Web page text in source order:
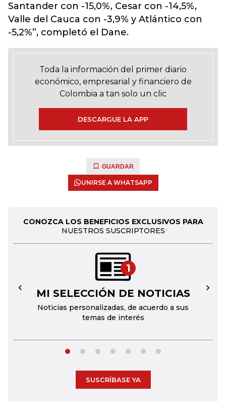
Santander con -15,0%, Cesar con -14,5%,
Valle del Cauca con -3,9% y Atlántico con
-5,2%”, completó el Dane.
Toda la información del primer diario
económico, empresarial y financiero de
Colombia a tan solo un clic
DESCARGUE LA APP
GUARDAR
UNIRSE A WHATSAPP
CONOZCA LOS BENEFICIOS EXCLUSIVOS PARA
NUESTROS SUSCRIPTORES
1
MI SELECCIÓN DE NOTICIAS
Noticias personalizadas, de acuerdo a sus
temas de interés
← →
SUSCRÍBASE YA